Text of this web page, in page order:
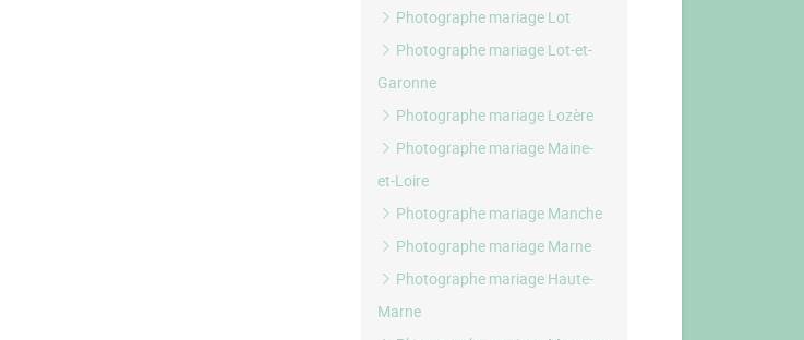
Photographe mariage Lot
Photographe mariage Lot-et-
Garonne
Photographe mariage Lozère
Photographe mariage Maine-
et-Loire
Photographe mariage Manche
Photographe mariage Marne
Photographe mariage Haute-
Marne